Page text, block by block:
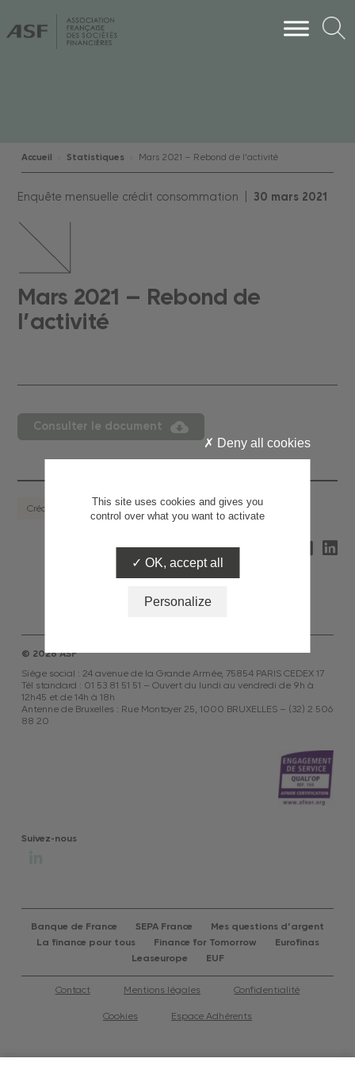
Accueil Statistiques Mars 2021 – Rebond de l’activité
Enquête mensuelle crédit consommation |30 mars 2021
Mars 2021 – Rebond de
l’activité
Consulter le document
Crédit à la consommation
Partagez
© 2026 ASF
Siège social : 24 avenue de la Grande Armée, 75854 PARIS CEDEX 17
Tél standard : 01 53 81 51 51 – Ouvert du lundi au vendredi de 9h à
12h45 et de 14h à 18h
Antenne de Bruxelles : Rue Montoyer 25, 1000 BRUXELLES – (32) 2 506
88 20
Suivez-nous
Banque de France SEPA France
Mes questions d’argent
La finance pour tous
Finance for Tomorrow
Eurofinas
Leaseurope
EUF
Contact Mentions légales Confidentialité
Cookies Espace Adhérents
This site uses cookies and gives you
control over what you want to activate
OK, accept all
Deny all cookies
Personalize